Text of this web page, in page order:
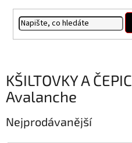
KŠILTOVKY A
Avalanche
Nejprodávanější